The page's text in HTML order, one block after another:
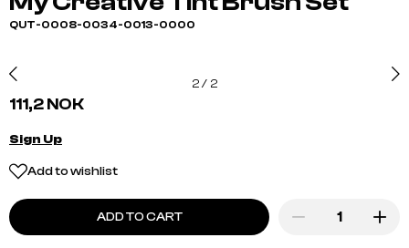
QUT-0008-0034-0013-0000
2/ 2
111,2 NOK
Sign Up
Add to wishlist
ADD TO CART